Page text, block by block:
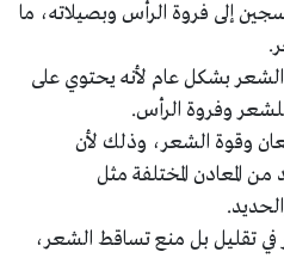
إلى فروة الرأس وبصيلاته، ما
بشكل عام لأنه يحتوي على
وفروة الرأس.
وقوة الشعر، وذلك لأن
المعادن المختلفة مثل
تقليل بل منع تساقط الشعر،